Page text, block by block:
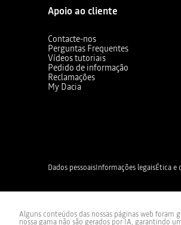
Apoio ao cliente
Contacte-nos
Perguntas Frequentes
Vídeos tutoriais
Pedido de informação
Reclamações
My Dacia
Dados pessoaisInformações legaisÉtica e
Alguns conteúdos das nossas páginas web foram
nossa gama não são gerados por IA, garantindo